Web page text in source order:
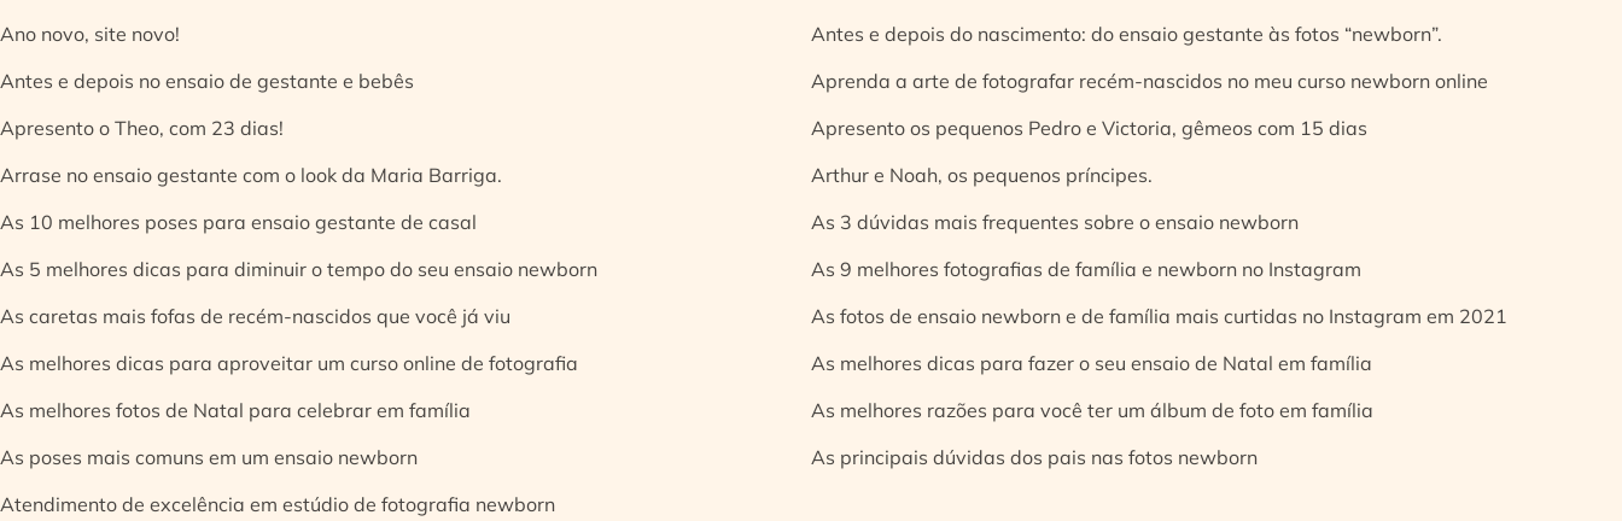
Ano novo, site novo!
Antes e depois do nascimento: do ensaio gestante às fotos “newborn”.
Antes e depois no ensaio de gestante e bebês
Aprenda a arte de fotografar recém-nascidos no meu curso newborn online
Apresento o Theo, com 23 dias!
Apresento os pequenos Pedro e Victoria, gêmeos com 15 dias
Arrase no ensaio gestante com o look da Maria Barriga.
Arthur e Noah, os pequenos príncipes.
As 10 melhores poses para ensaio gestante de casal
As 3 dúvidas mais frequentes sobre o ensaio newborn
As 5 melhores dicas para diminuir o tempo do seu ensaio newborn
As 9 melhores fotografias de família e newborn no Instagram
As caretas mais fofas de recém-nascidos que você já viu
As fotos de ensaio newborn e de família mais curtidas no Instagram em 2021
As melhores dicas para aproveitar um curso online de fotografia
As melhores dicas para fazer o seu ensaio de Natal em família
As melhores fotos de Natal para celebrar em família
As melhores razões para você ter um álbum de foto em família
As poses mais comuns em um ensaio newborn
As principais dúvidas dos pais nas fotos newborn
Atendimento de excelência em estúdio de fotografia newborn